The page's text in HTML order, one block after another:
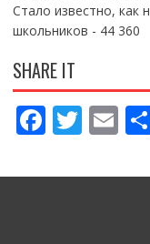
Стало известно, как
школьников - 44 360
SHARE IT
F
e
T
itt
E
ai